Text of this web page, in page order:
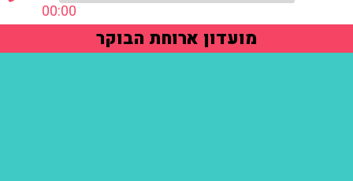
00:00
מועדון ארוחת הבוקר